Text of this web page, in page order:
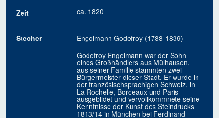
Zeit
ca. 1820
Stecher
Engelmann Godefroy (1788-1839)
Godefroy Engelmann war der Sohn
eines Großhändlers aus Mülhausen,
aus seiner Familie stammten zwei
Bürgermeister dieser Stadt. Er wurde in
der französischsprachigen Schweiz, in
La Rochelle, Bordeaux und Paris
ausgebildet und vervollkommnete seine
Kenntnisse der Kunst des Steindrucks
1813/14 in München bei Ferdinand